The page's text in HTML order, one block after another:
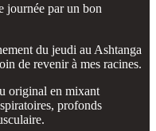
journée par un bon
du jeudi au Ashtanga
de revenir à mes racines.
original en mixant
profonds